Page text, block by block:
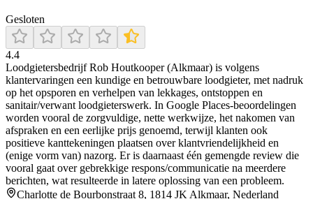
Gesloten
4.4
Loodgietersbedrijf Rob Houtkooper (Alkmaar) is volgens
klantervaringen een kundige en betrouwbare loodgieter, met nadruk
op het opsporen en verhelpen van lekkages, ontstoppen en
sanitair/verwant loodgieterswerk. In Google Places-beoordelingen
worden vooral de zorgvuldige, nette werkwijze, het nakomen van
afspraken en een eerlijke prijs genoemd, terwijl klanten ook
positieve kanttekeningen plaatsen over klantvriendelijkheid en
(enige vorm van) nazorg. Er is daarnaast één gemengde review die
vooral gaat over gebrekkige respons/communicatie na meerdere
berichten, wat resulteerde in latere oplossing van een probleem.
Charlotte de Bourbonstraat 8, 1814 JK Alkmaar, Nederland